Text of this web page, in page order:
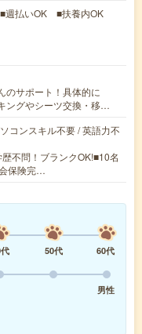
週払いOK ■扶養内OK
のサポート！具体的に
ングやシーツ交換・移…
コンスキル不要 / 英語力不
不問！ブランクOK!■10名
保険完…
50代
60代
男性